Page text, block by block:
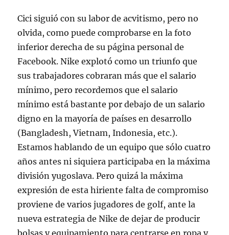
Cici siguió con su labor de acvitismo, pero no
olvida, como puede comprobarse en la foto
inferior derecha de su página personal de
Facebook. Nike explotó como un triunfo que
sus trabajadores cobraran más que el salario
mínimo, pero recordemos que el salario
mínimo está bastante por debajo de un salario
digno en la mayoría de países en desarrollo
(Bangladesh, Vietnam, Indonesia, etc.).
Estamos hablando de un equipo que sólo cuatro
años antes ni siquiera participaba en la máxima
división yugoslava. Pero quizá la máxima
expresión de esta hiriente falta de compromiso
proviene de varios jugadores de golf, ante la
nueva estrategia de Nike de dejar de producir
bolsas y equipamiento para centrarse en ropa y